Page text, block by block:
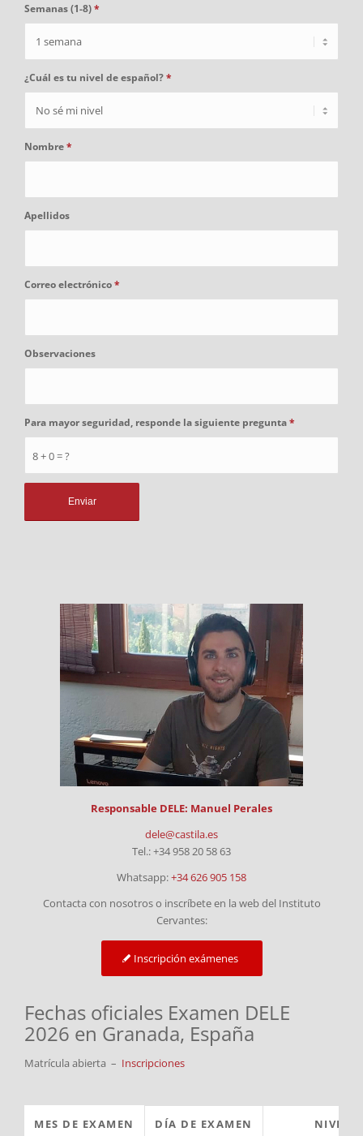
Semanas (1-8)*
¿Cuál es tu nivel de español?*
Nombre*
Apellidos
Correo electrónico*
Observaciones
8 + 0 = ?
Para mayor seguridad, responde la siguiente pregunta*
Responsable DELE: Manuel Perales
dele@castila.es
Tel.: +34 958 20 58 63
Whatsapp:+34 626 905 158
Contacta con nosotros o inscríbete en la web del Instituto
Cervantes:
Inscripción exámenes
Fechas oficiales Examen DELE
2026 en Granada, España
Matrícula abierta – Inscripciones
MES DE EXAMEN DÍA DE EXAMEN